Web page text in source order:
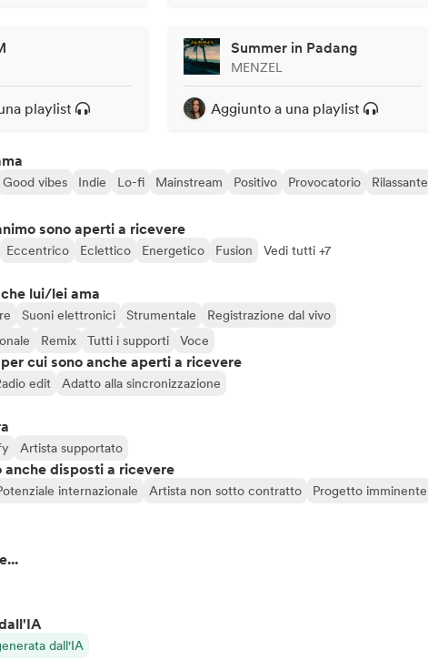
playlist
Summer in Padang
MENZEL
Aggiunto a una playlist
Good vibes Indie Lo-fi Mainstream Positivo Provocatorio
Rilassante
sono aperti a ricevere
Eccentrico Eclettico Energetico Fusion Vedi tutti +7
lui/lei ama
Suoni elettronici Strumentale
Registrazione dal vivo
Remix Tutti i supporti Voce
cui sono anche aperti a ricevere
edit Adatto alla sincronizzazione
Artista supportato
disposti a ricevere
internazionale Artista non sotto contratto
Progetto imminente
dall'IA